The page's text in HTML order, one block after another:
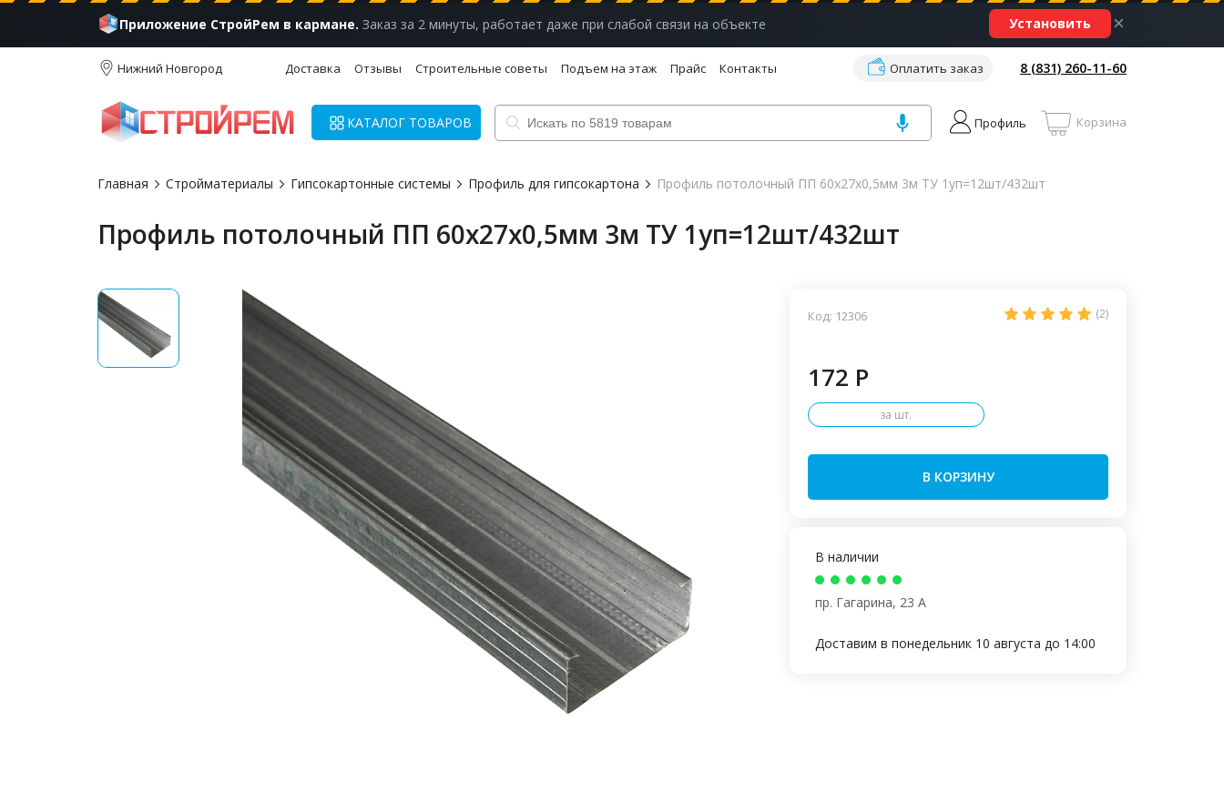
Приложение СтройРем в кармане. Заказ за 2 минуты, работает даже при слабой связи на объекте Установить ×
Нижний Новгород Доставка Отзывы Строительные советы Подъем на этаж Прайс Контакты Оплатить заказ 8 (831) 260-11-60
КАТАЛОГ ТОВАРОВ Профиль Корзина
Главная Стройматериалы Гипсокартонные системы Профиль для гипсокартона Профиль потолочный ПП 60х27х0,5мм 3м ТУ 1уп=12шт/432шт
Профиль потолочный ПП 60х27х0,5мм 3м ТУ 1уп=12шт/432шт
Код: 12306 (2)
172 P
за шт.
В КОРЗИНУ
В наличии
пр. Гагарина, 23 А
Доставим в понедельник 10 августа до 14:00